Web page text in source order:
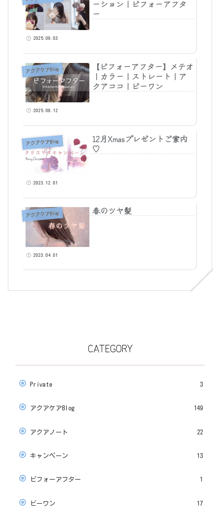
ーション｜ビフォーアフタ
ー
2025.09.03
アクアケアBlog
【ビフォーアフター】メテオ
｜カラー｜ストレート｜ア
クアココ｜ビーワン
2025.08.12
アクアケアBlog
12月Xmasプレゼントご案内
♡
2023.12.01
アクアケアBlog 春のツヤ髪
2023.04.01
CATEGORY
Private 3
アクアケアBlog 149
アクアノート 22
キャンペーン 13
ビフォーアフター 1
ビーワン 17